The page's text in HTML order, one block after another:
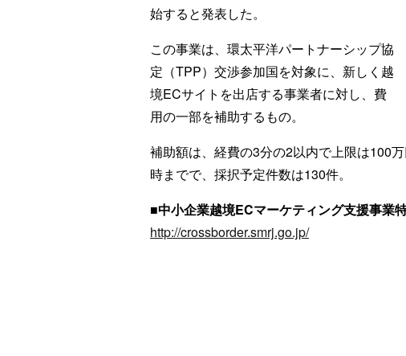
始すると発表した。
この事業は、環太平洋パートナーシップ協
定（TPP）交渉参加国を対象に、新しく越
境ECサイトを出店する事業者に対し、費
用の一部を補助するもの。
補助額は、経費の3分の2以内で上限は100
時までで、採択予定件数は130件。
■中小企業越境ECマーケティング支援事業
http://crossborder.smrj.go.jp/